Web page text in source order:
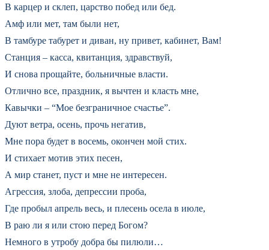
В карцер и склеп, царство побед или бед.
Амф или мет, там были нет,
В тамбуре табурет и диван, ну привет, кабинет, Вам!
Станция – касса, квитанция, здравствуй,
И снова прощайте, больничные власти.
Отлично все, праздник, я вычтен и класть мне,
Кавычки – “Мое безграничное счастье”.
Дуют ветра, осень, прочь негатив,
Мне пора будет в восемь, окончен мой стих.
И стихает мотив этих песен,
А мир станет, пуст и мне не интересен.
Агрессия, злоба, депрессии проба,
Где пробыл апрель весь, и плесень осела в июле,
В раю ли я или стою перед Богом?
Немного в утробу добра бы пилюли…